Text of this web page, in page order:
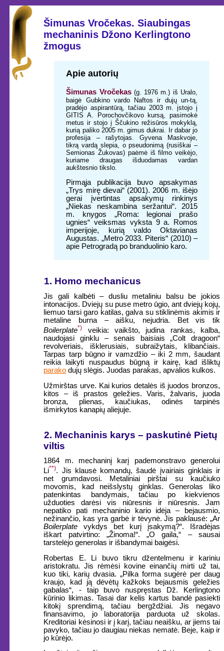
Šimunas Vročekas. Siaubingas
mechaninis Džono Kerlingtono
žmogus
Apie autorių
Šimunas Vročekas(g. 1976 m.) iš Uralo,
baigė Gubkino vardo Naftos ir dujų un-tą,
pradėjo aspirantūrą, tačiau 2003 m. įstojo į
GITIS A. Porochovčikovo kursą, pasimokė
metus ir stojo į Ščukino režisūros mokyklą,
kurią paliko 2005 m. gimus dukrai. Ir dabar jo
profesija – rašytojas. Gyvena Maskvoje,
tikrą vardą slepia, o pseudonimą (rusiškai –
Semionas Žukovas) paėmė iš filmo veikėjo,
kuriame draugas išduodamas vardan
aukštesnio tikslo.
Pirmąja publikacija buvo apsakymas
„Trys mirę dievai“ (2001). 2006 m. išėjo
gerai įvertintas apsakymų rinkinys
„Niekas neskambina seržantui“. 2015
m. knygos „Roma: legionai prašo
ugnies“ veiksmas vyksta 9 a. Romos
imperijoje, kurią valdo Oktavianas
Augustas. „Metro 2033. Piteris“ (2010) –
apie Petrogradą po branduolinio karo.
1. Homo mechanicus
Jis gali kalbėti – dusliu metaliniu balsu be jokios
intonacijos. Dviejų su puse metro ūgio, ant dviejų kojų,
liemuo tarsi garo katilas, galva su stiklinėmis akimis ir
metaline burna – aišku, nejudria. Bet vis tik
Boilerplate*) veikia: vaikšto, judina rankas, kalba,
naudojasi ginklu – senais baisiais „Colt dragoon“
revolveriais, išklerusiais, subraižytais, klibančiais.
Tarpas tarp būgno ir vamzdžio – iki 2 mm, šaudant
reikia laikyti nuspaudus būgną ir kairę, kad išliktų
parako dujų slėgis. Juodas parakas, apvalios kulkos.
Užmirštas urve. Kai kurios detalės iš juodos bronzos,
kitos – iš prastos geležies. Varis, žalvaris, juoda
bronza, plienas, kaučiukas, odinės tarpinės
išmirkytos kanapių aliejuje.
2. Mechaninis karys – paskutinė Pietų
viltis
1864 m. mechaninį karį pademonstravo generolui
Li**). Jis klausė komandų, šaudė įvairiais ginklais ir
net grumdavosi. Metaliniai pirštai su kaučiuko
movomis, kad neišslystų ginklas. Generolas liko
patenkintas bandymais, tačiau po kiekvienos
užduoties darėsi vis niūresnis ir niūresnis. Jam
nepatiko pati mechaninio kario idėja – bejausmio,
nežinančio, kas yra garbė ir tėvynė. Jis paklausė: „Ar
Boilerplate vykdys bet kurį įsakymą?“. Išradėjas
iškart patvirtino: „Žinoma!“. „O gaila,“ – sausai
tarstelėjo generolas ir išbandymai baigėsi.
Robertas E. Li buvo tikru džentelmenu ir kariniu
aristokratu. Jis rėmėsi kovine einančių mirti už tai,
kuo tiki, karių dvasia. „Pilka forma sugėrė per daug
kraujo, kad ją dėvėtų kažkoks bejausmis geležies
gabalas“, - taip buvo nuspręstas Dž. Kerlingtono
kūrinio likimas. Tasai dar kelis kartus bandė pasiekti
kitokį sprendimą, tačiau bergždžiai. Jis negavo
finansavimo, jo laboratorija parduota už skolas.
Kreditoriai kėsinosi ir į karį, tačiau neaišku, ar jiems tai
pavyko, tačiau jo daugiau niekas nematė. Beje, kaip ir
jo kūrėjo.